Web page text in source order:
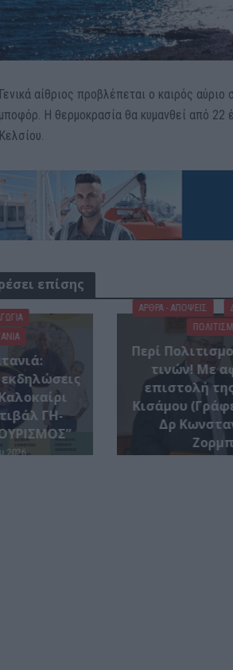
Γενικά αίθριος προβλέπεται ο καιρός
μποφόρ. Η θερμοκρασία θα κυμανθεί από 22
Κελσίου.
επίσης
εκδηλώσεις
ΓΗ-
2026
ΑΡΘΡΑ - ΑΠΟΨΕΙΣ
Περί
τινών! Mε
επιστολή
Κισάμου
Δρ